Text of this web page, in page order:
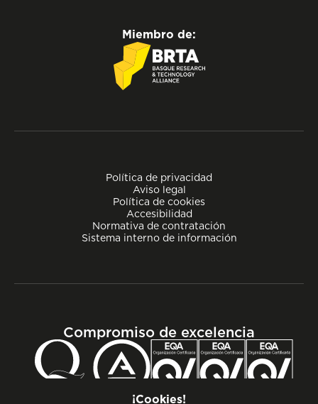
Política de privacidad
Aviso legal
Política de cookies
Accesibilidad
Normativa de contratación
Sistema interno de información
Miembro de:
Compromiso de excelencia
¡Cookies!